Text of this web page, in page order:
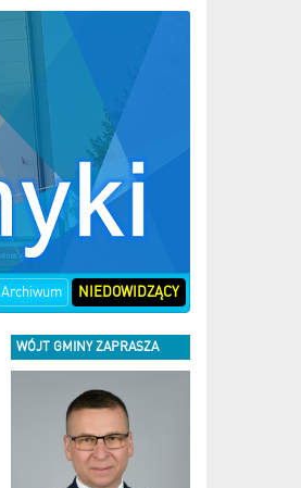
Archiwum NIEDOWIDZĄCY
WÓJT GMINY ZAPRASZA